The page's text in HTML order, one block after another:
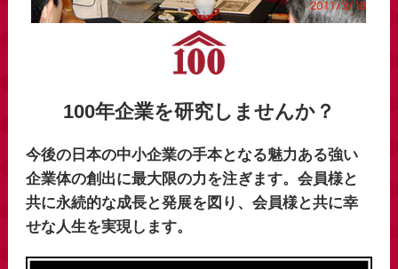
100年企業を研究しませんか？
今後の日本の中小企業の手本となる魅力ある強い
企業体の創出に最大限の力を注ぎます。会員様と
共に永続的な成長と発展を図り、会員様と共に幸
せな人生を実現します。